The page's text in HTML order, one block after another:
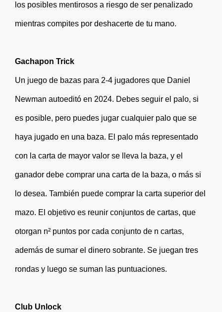
los posibles mentirosos a riesgo de ser penalizado
mientras compites por deshacerte de tu mano.
Gachapon Trick
Un juego de bazas para 2-4 jugadores que Daniel
Newman autoeditó en 2024. Debes seguir el palo, si
es posible, pero puedes jugar cualquier palo que se
haya jugado en una baza. El palo más representado
con la carta de mayor valor se lleva la baza, y el
ganador debe comprar una carta de la baza, o más si
lo desea. También puede comprar la carta superior del
mazo. El objetivo es reunir conjuntos de cartas, que
otorgan n² puntos por cada conjunto de n cartas,
además de sumar el dinero sobrante. Se juegan tres
rondas y luego se suman las puntuaciones.
Club Unlock